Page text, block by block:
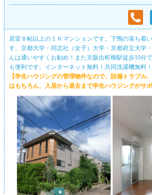
居室８帖以上の１Ｋマンションです。下鴨の落ち着
す。京都大学・同志社（女子）大学・京都府立大学
んは通いやすくお勧め！また京阪出町柳駅徒歩10分
も便利です。インターネット無料！共同洗濯機無料
【学生ハウジングの管理物件なので、設備トラブル
はもちろん、入居から退去まで学生ハウジングがサ